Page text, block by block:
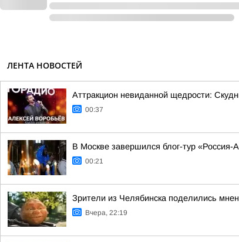
ЛЕНТА НОВОСТЕЙ
Аттракцион невиданной щедрости:
00:37
В Москве завершился блог-тур
00:21
Зрители из Челябинска поделились
Вчера, 22:19